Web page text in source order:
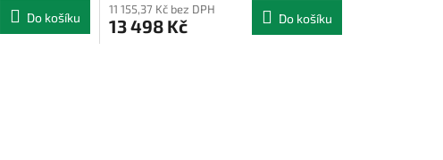
Do košíku
11 155,37 Kč bez DPH
13 498 Kč Do košíku